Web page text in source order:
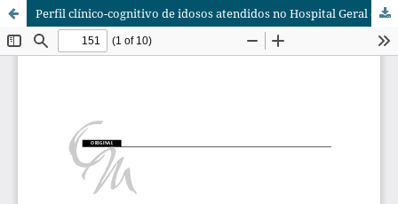
Perfil clínico-cognitivo de idosos atendidos no Hospital Geral de Areias, Recife, Pernambuco